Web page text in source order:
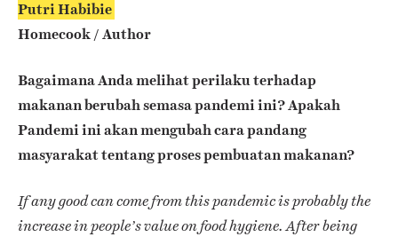
Putri Habibie
Homecook / Author
Bagaimana Anda melihat perilaku terhadap
makanan berubah semasa pandemi ini? Apakah
Pandemi ini akan mengubah cara pandang
masyarakat tentang proses pembuatan makanan?
If any good can come from this pandemic is probably the
increase in people’s value on food hygiene. After being